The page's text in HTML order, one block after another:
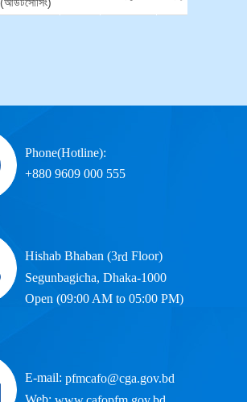
Phone(Hotline):
+880 9609 000 555
Hishab Bhaban (3rd Floor)
Segunbagicha, Dhaka-1000
Open (09:00 AM to 05:00 PM)
E-mail: pfmcafo@cga.gov.bd